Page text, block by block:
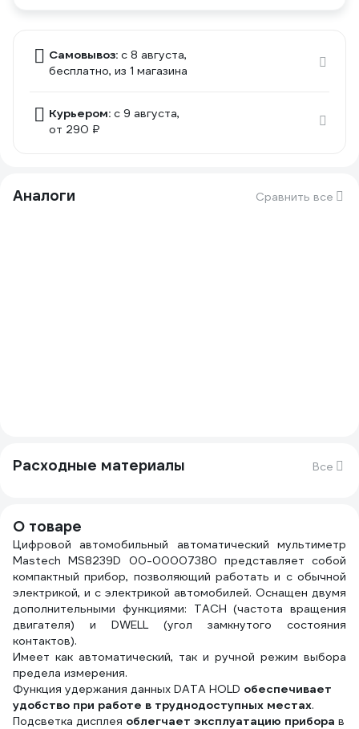
Самовывоз: c 8 августа,
бесплатно, из 1 магазина
Курьером: c 9 августа,
от 290 ₽
Аналоги Сравнить все
Расходные материалы Все
О товаре
Цифровой автомобильный автоматический мультиметр
Mastech MS8239D 00-00007380 представляет собой
компактный прибор, позволяющий работать и с обычной
электрикой, и с электрикой автомобилей. Оснащен двумя
дополнительными функциями: TACH (частота вращения
двигателя) и DWELL (угол замкнутого состояния
контактов).
Имеет как автоматический, так и ручной режим выбора
предела измерения.
Функция удержания данных DATA HOLD обеспечивает
удобство при работе в труднодоступных местах.
Подсветка дисплея облегчает эксплуатацию прибора в